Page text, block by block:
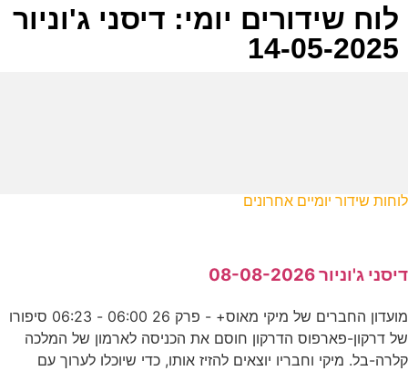
לוח שידורים יומי: דיסני ג'וניור
14-05-2025
לוחות שידור יומיים אחרונים
דיסני ג'וניור 08-08-2026
מועדון החברים של מיקי מאוס+ - פרק 26 06:00 - 06:23 סיפורו
של דרקון-פארפוס הדרקון חוסם את הכניסה לארמון של המלכה
קלרה-בל. מיקי וחבריו יוצאים להזיז אותו, כדי שיוכלו לערוך עם